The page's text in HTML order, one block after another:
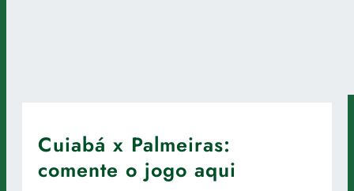
Cuiabá x Palmeiras:
comente o jogo aqui